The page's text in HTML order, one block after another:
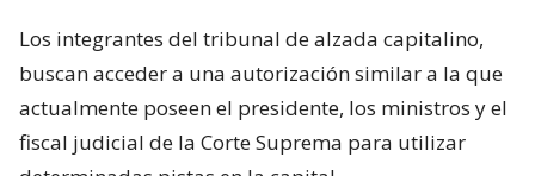
Los integrantes del tribunal de alzada capitalino,
buscan acceder a una autorización similar a la que
actualmente poseen el presidente, los ministros y el
fiscal judicial de la Corte Suprema para utilizar